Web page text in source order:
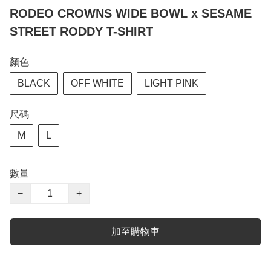
RODEO CROWNS WIDE BOWL x SESAME
STREET RODDY T-SHIRT
顏色
BLACK OFF WHITE LIGHT PINK
尺碼
M L
數量
−
+
加至購物車